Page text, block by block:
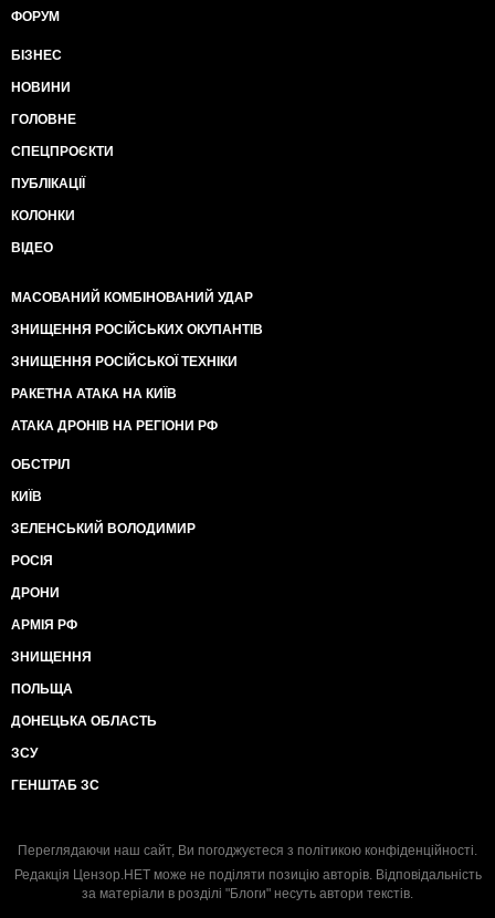
ФОРУМ
БІЗНЕС
НОВИНИ
ГОЛОВНЕ
СПЕЦПРОЄКТИ
ПУБЛІКАЦІЇ
КОЛОНКИ
ВІДЕО
МАСОВАНИЙ КОМБІНОВАНИЙ УДАР
ЗНИЩЕННЯ РОСІЙСЬКИХ ОКУПАНТІВ
ЗНИЩЕННЯ РОСІЙСЬКОЇ ТЕХНІКИ
РАКЕТНА АТАКА НА КИЇВ
АТАКА ДРОНІВ НА РЕГІОНИ РФ
ОБСТРІЛ
КИЇВ
ЗЕЛЕНСЬКИЙ ВОЛОДИМИР
РОСІЯ
ДРОНИ
АРМІЯ РФ
ЗНИЩЕННЯ
ПОЛЬЩА
ДОНЕЦЬКА ОБЛАСТЬ
ЗСУ
ГЕНШТАБ ЗС
Переглядаючи наш сайт, Ви погоджуєтеся з політикою конфіденційності.
Редакція Цензор.НЕТ може не поділяти позицію авторів. Відповідальність
за матеріали в розділі "Блоги" несуть автори текстів.